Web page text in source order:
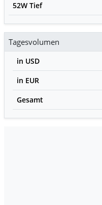
52W Tief
Tagesvolumen
in USD
in EUR
Gesamt